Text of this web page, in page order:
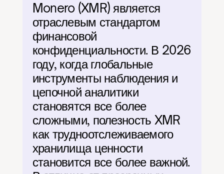
Monero (XMR) является
отраслевым стандартом
финансовой
конфиденциальности. В 2026
году, когда глобальные
инструменты наблюдения и
цепочной аналитики
становятся все более
сложными, полезность XMR
как трудноотслеживаемого
хранилища ценности
становится все более важной.